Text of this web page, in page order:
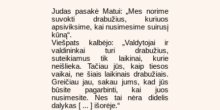
Judas pasakė Matui: „Mes norime
suvokti drabužius, kuriuos
apsiviksime, kai nusimesime suirusį
kūną“.
Viešpats kalbėjo: „Valdytojai ir
valdininkai turi drabužius,
suteikiamus tik laikinai, kurie
neišlieka. Tačiau jūs, kaip tiesos
vaikai, ne šiais laikinais drabužiais.
Greičiau jau, sakau jums, kad jūs
būsite pagarbinti, kai juos
nusimesite. Nes tai nėra didelis
dalykas [ ... ] išorėje.“